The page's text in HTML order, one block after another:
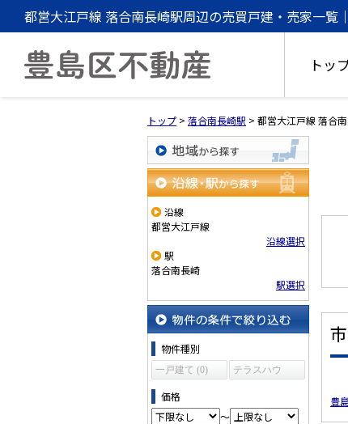
都営大江戸線 落合南長崎駅周辺の売買戸建・売家一覧
トッ
トップ > 落合南長崎駅 > 都営大江戸線 落合
地域から探す
沿線・駅から探す
沿線
都営大江戸線
沿線選択
駅
落合南長崎
駅選択
物件の条件で絞り込む
物件種別
一戸建て (0)
テラスハウ
価格
～
豊